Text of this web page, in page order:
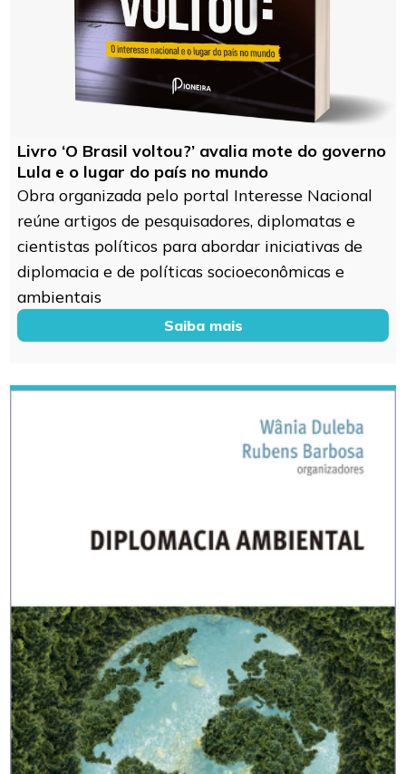
Livro ‘O Brasil voltou?’ avalia mote do governo
Lula e o lugar do país no mundo
Obra organizada pelo portal Interesse Nacional
reúne artigos de pesquisadores, diplomatas e
cientistas políticos para abordar iniciativas de
diplomacia e de políticas socioeconômicas e
ambientais
Saiba mais